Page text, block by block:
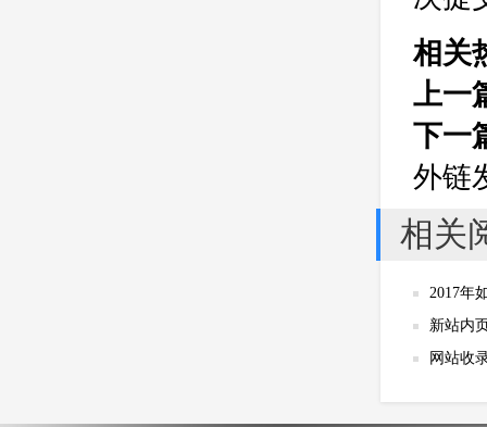
相关
上一
下一
外链
相关
2017年
新站内
网站收